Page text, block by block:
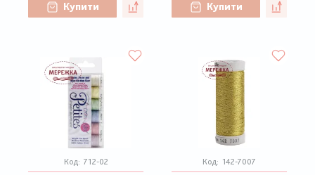
Купити Купити
Код: 712-02 Код: 142-7007